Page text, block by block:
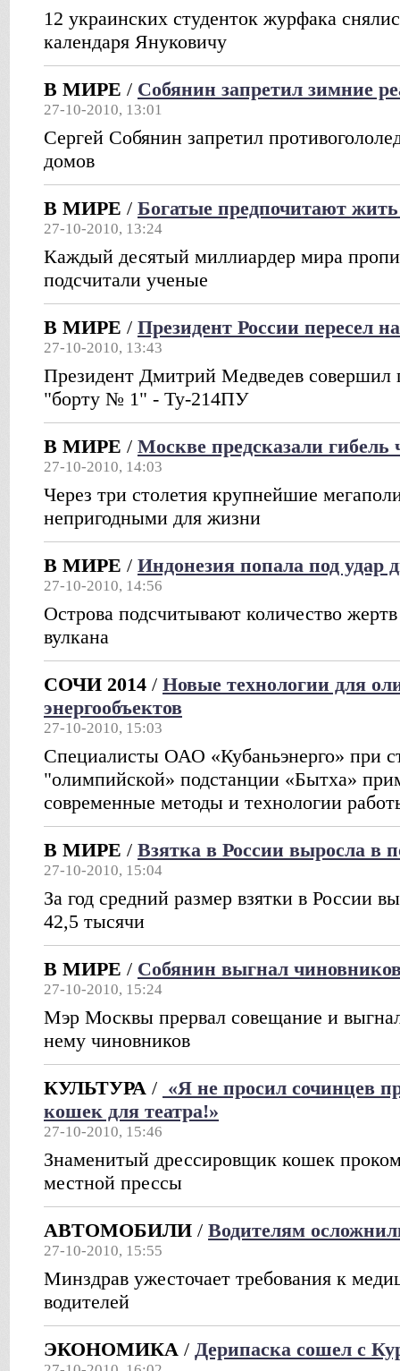
12 украинских студенток журфака
календаря Януковичу
В МИРЕ / Собянин запретил зимние
27-10-2010, 13:01
Сергей Собянин запретил
домов
В МИРЕ / Богатые предпочитают
27-10-2010, 13:24
Каждый десятый миллиардер мира
подсчитали ученые
В МИРЕ / Президент России пересел
27-10-2010, 13:43
Президент Дмитрий Медведев совершил
"борту № 1" - Ту-214ПУ
В МИРЕ / Москве предсказали гибель
27-10-2010, 14:03
Через три столетия крупнейшие
непригодными для жизни
В МИРЕ / Индонезия попала под удар
27-10-2010, 14:56
Острова подсчитывают количество
вулкана
СОЧИ 2014 / Новые технологии для
энергообъектов
27-10-2010, 15:03
Специалисты ОАО «Кубаньэнерго» при
"олимпийской» подстанции «Бытха»
современные методы и технологии
В МИРЕ / Взятка в России выросла в
27-10-2010, 15:04
За год средний размер взятки в России
42,5 тысячи
В МИРЕ / Собянин выгнал
27-10-2010, 15:24
Мэр Москвы прервал совещание и
нему чиновников
КУЛЬТУРА / «Я не просил сочинцев
кошек для театра!»
27-10-2010, 15:46
Знаменитый дрессировщик кошек
местной прессы
АВТОМОБИЛИ / Водителям
27-10-2010, 15:55
Минздрав ужесточает требования к
водителей
ЭКОНОМИКА / Дерипаска сошел с